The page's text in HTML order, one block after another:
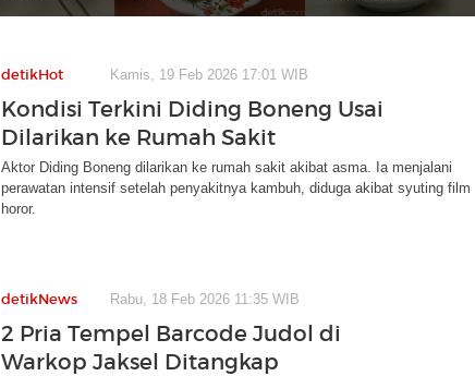
detikHot Kamis, 19 Feb 2026 17:01 WIB
Kondisi Terkini Diding Boneng Usai
Dilarikan ke Rumah Sakit
Aktor Diding Boneng dilarikan ke rumah sakit akibat asma. Ia menjalani
perawatan intensif setelah penyakitnya kambuh, diduga akibat syuting film
horor.
detikNews Rabu, 18 Feb 2026 11:35 WIB
2 Pria Tempel Barcode Judol di
Warkop Jaksel Ditangkap